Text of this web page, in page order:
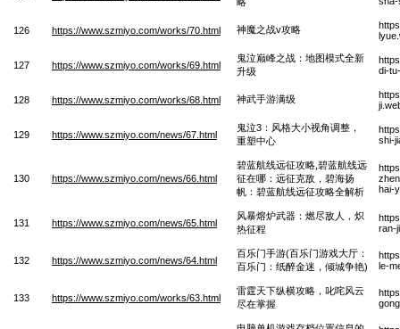
126 https://www.szmiyo.com/works/70.html 神魔之战v攻略
127 https://www.szmiyo.com/works/69.html
鬼泣巅峰之战：地图模式全新
升级
di-
128 https://www.szmiyo.com/works/68.html 神武手游满级
129 https://www.szmiyo.com/news/67.html
鬼泣3：风格大小视角调整，
重塑中心
shi-
130 https://www.szmiyo.com/news/66.html
碧蓝航线远征攻略,碧蓝航线远
征在哪：远征克敌，碧海扬
帆：碧蓝航线远征攻略全解析
hai-
131 https://www.szmiyo.com/news/65.html
风暴熔炉武器：燃尽敌人，炽
热征程
ran-
132 https://www.szmiyo.com/news/64.html
百乐门手游(百乐门游戏大厅：
百乐门：纸醉金迷，倾城争艳)
le-
133 https://www.szmiyo.com/works/63.html
雷霆天下纵横攻略，叱咤风云
尽在掌握